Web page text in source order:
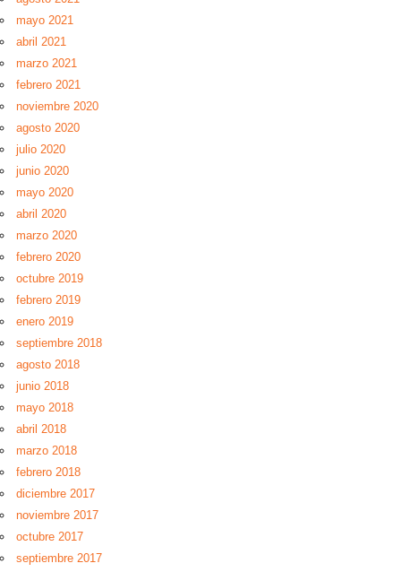
mayo 2021
abril 2021
marzo 2021
febrero 2021
noviembre 2020
agosto 2020
julio 2020
junio 2020
mayo 2020
abril 2020
marzo 2020
febrero 2020
octubre 2019
febrero 2019
enero 2019
septiembre 2018
agosto 2018
junio 2018
mayo 2018
abril 2018
marzo 2018
febrero 2018
diciembre 2017
noviembre 2017
octubre 2017
septiembre 2017